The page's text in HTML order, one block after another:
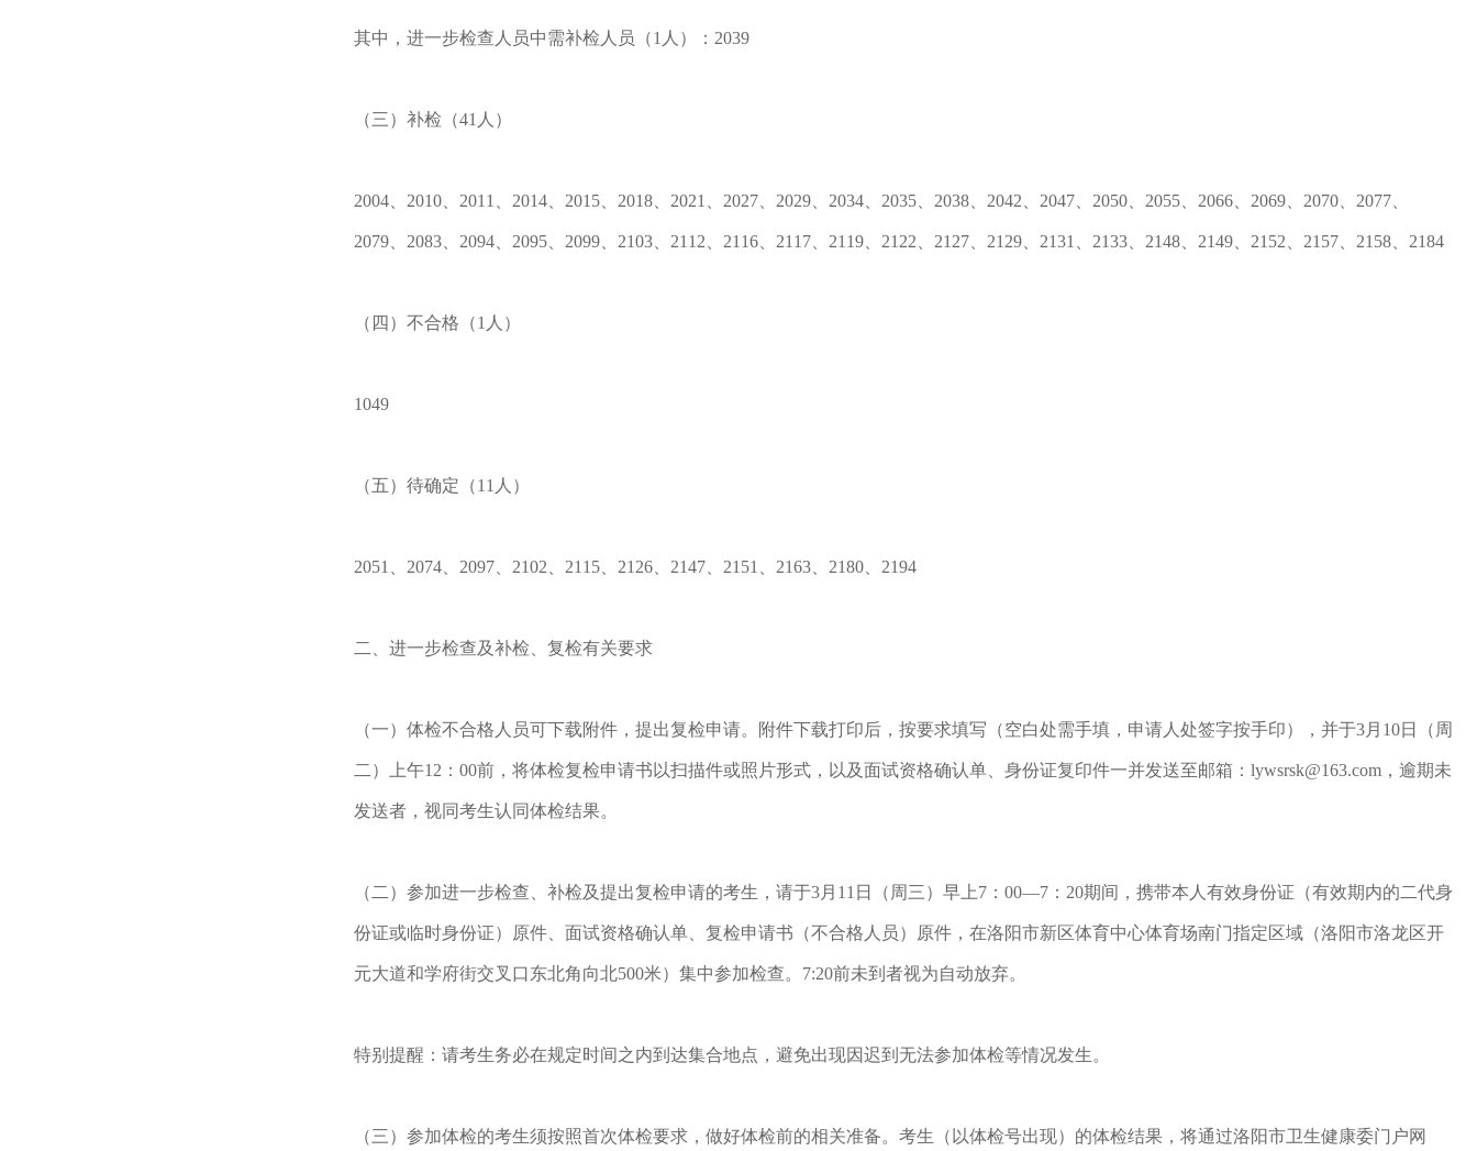
其中，进一步检查人员中需补检人员（1人）：2039
（三）补检（41人）
2004、2010、2011、2014、2015、2018、2021、2027、2029、2034、2035、2038、2042、2047、2050、2055、2066、2069、2070、2077、
2079、2083、2094、2095、2099、2103、2112、2116、2117、2119、2122、2127、2129、2131、2133、2148、2149、2152、2157、2158、2184
（四）不合格（1人）
1049
（五）待确定（11人）
2051、2074、2097、2102、2115、2126、2147、2151、2163、2180、2194
二、进一步检查及补检、复检有关要求
（一）体检不合格人员可下载附件，提出复检申请。附件下载打印后，按要求填写（空白处需手填，申请人处签字按手印），并于3月10日（周
二）上午12：00前，将体检复检申请书以扫描件或照片形式，以及面试资格确认单、身份证复印件一并发送至邮箱：lywsrsk@163.com，逾期未
发送者，视同考生认同体检结果。
（二）参加进一步检查、补检及提出复检申请的考生，请于3月11日（周三）早上7：00—7：20期间，携带本人有效身份证（有效期内的二代身
份证或临时身份证）原件、面试资格确认单、复检申请书（不合格人员）原件，在洛阳市新区体育中心体育场南门指定区域（洛阳市洛龙区开
元大道和学府街交叉口东北角向北500米）集中参加检查。7:20前未到者视为自动放弃。
特别提醒：请考生务必在规定时间之内到达集合地点，避免出现因迟到无法参加体检等情况发生。
（三）参加体检的考生须按照首次体检要求，做好体检前的相关准备。考生（以体检号出现）的体检结果，将通过洛阳市卫生健康委门户网